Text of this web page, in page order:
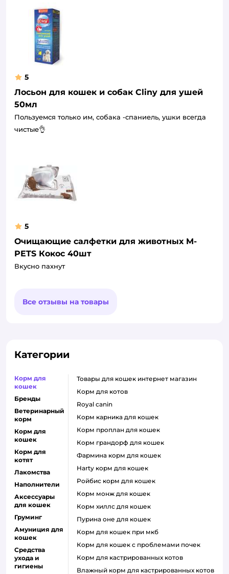
5
Лосьон для кошек и собак Cliny для ушей
50мл
Пользуемся только им, собака -спаниель, ушки всегда
чистые👌
5
Очищающие салфетки для животных M-
PETS Кокос 40шт
Вкусно пахнут
Все отзывы на товары
Категории
Корм для
кошек
Бренды
Ветеринарный
корм
Корм для
кошек
Корм для
котят
Лакомства
Наполнители
Аксессуары
для кошек
Груминг
Амуниция для
кошек
Средства
ухода и
гигиены
товары для кошек интернет магазин
корм для котов
royal canin
корм карника для кошек
корм проплан для кошек
корм грандорф для кошек
фармина корм для кошек
harty корм для кошек
ройбис корм для кошек
корм монж для кошек
корм хиллс для кошек
пурина оне для кошек
корм для кошек при мкб
корм для кошек с проблемами почек
Корм для кастрированных котов
влажный корм для кастрированных котов